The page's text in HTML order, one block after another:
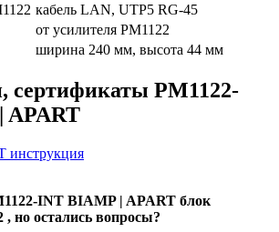
кабель LAN, UTP5 RG-45
от усилителя PM1122
ширина 240 мм, высота 44 мм
сертификаты PM1122-
APART
инструкция
INT BIAMP | APART блок
, но остались вопросы?